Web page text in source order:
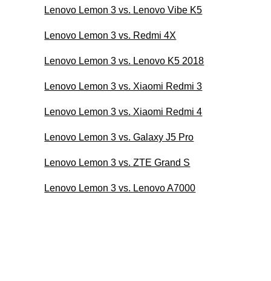
Lenovo Lemon 3 vs. Lenovo Vibe K5
Lenovo Lemon 3 vs. Redmi 4X
Lenovo Lemon 3 vs. Lenovo K5 2018
Lenovo Lemon 3 vs. Xiaomi Redmi 3
Lenovo Lemon 3 vs. Xiaomi Redmi 4
Lenovo Lemon 3 vs. Galaxy J5 Pro
Lenovo Lemon 3 vs. ZTE Grand S
Lenovo Lemon 3 vs. Lenovo A7000